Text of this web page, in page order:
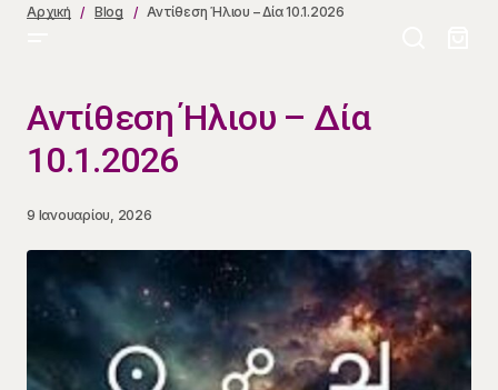
Αρχική Blog Αντίθεση Ήλιου – Δία 10.1.2026
Αντίθεση Ήλιου – Δία
10.1.2026
9 Ιανουαρίου, 2026